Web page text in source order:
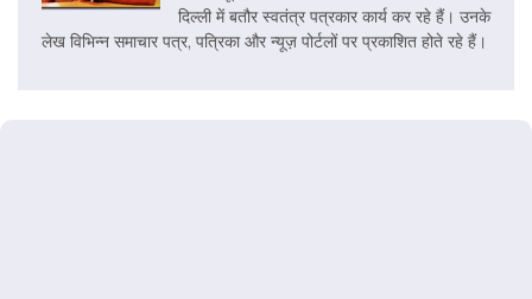
दिल्ली में बतौर स्वतंत्र पत्रकार कार्य कर रहे हैं। उनके
लेख विभिन्न समाचार पत्र, पत्रिका और न्यूज़ पोर्टलों पर प्रकाशित होते रहे हैं।